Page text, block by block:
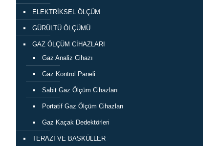
ELEKTRİKSEL ÖLÇÜM
GÜRÜLTÜ ÖLÇÜMÜ
GAZ ÖLÇÜM CİHAZLARI
Gaz Analiz Cihazı
Gaz Kontrol Paneli
Sabit Gaz Ölçüm Cihazları
Portatif Gaz Ölçüm Cihazları
Gaz Kaçak Dedektörleri
TERAZİ VE BASKÜLLER